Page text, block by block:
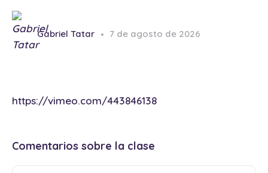
Gabriel Tatar 7 de agosto de 2026
https://vimeo.com/443846138
Comentarios sobre la clase